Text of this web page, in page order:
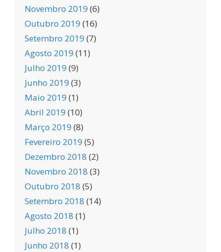
Novembro 2019 (6)
Outubro 2019 (16)
Setembro 2019 (7)
Agosto 2019 (11)
Julho 2019 (9)
Junho 2019 (3)
Maio 2019 (1)
Abril 2019 (10)
Março 2019 (8)
Fevereiro 2019 (5)
Dezembro 2018 (2)
Novembro 2018 (3)
Outubro 2018 (5)
Setembro 2018 (14)
Agosto 2018 (1)
Julho 2018 (1)
Junho 2018 (1)